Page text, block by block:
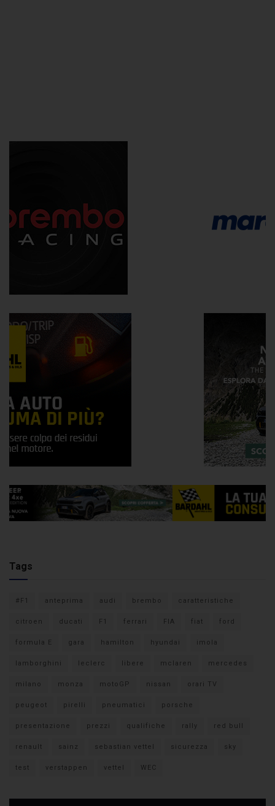
Tags
#F1 anteprima audi brembo caratteristiche
citroen ducati F1 ferrari FIA fiat ford
formula E gara hamilton hyundai imola
lamborghini leclerc libere mclaren mercedes
milano monza motoGP nissan orari TV
peugeot pirelli pneumatici porsche
presentazione prezzi qualifiche rally red bull
renault sainz sebastian vettel sicurezza sky
test verstappen vettel WEC